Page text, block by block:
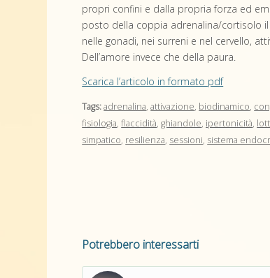
propri confini e dalla propria forza ed
posto della coppia adrenalina/cortisolo
nelle gonadi, nei surreni e nel cervello,
Dell’amore invece che della paura.
Scarica l’articolo in formato pdf
Tags:adrenalina,attivazione, biodinamico,
fisiologia,flaccidità,ghiandole, ipertonicità,
simpatico, resilienza, sessioni, sistema
Potrebbero interessarti